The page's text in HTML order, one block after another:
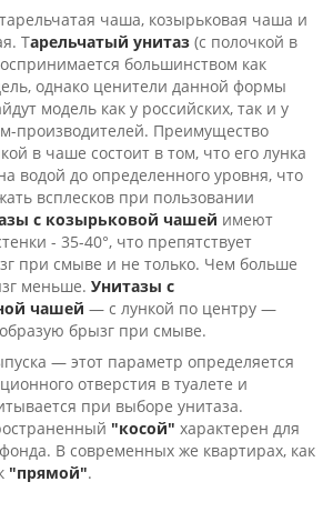
чаша, козырьковая чаша и
Тарельчатый унитаз (с полочкой в
большинством как
однако ценители данной формы
модель как у российских, так и у
производителей. Преимущество
в чаше состоит в том, что его лунка
водой до определенного уровня, что
всплесков при пользовании
с козырьковой чашей имеют
- 35-40°, что препятствует
при смыве и не только. Чем больше
меньше. Унитазы с
чашей — с лункой по центру —
брызг при смыве.
— этот параметр определяется
отверстия в туалете и
при выборе унитаза.
"косой" характерен для
В современных же квартирах, как
"прямой".